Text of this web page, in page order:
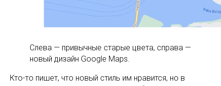
Слева — привычные старые цвета, справа —
новый дизайн Google Maps.
Кто-то пишет, что новый стиль им нравится, но в